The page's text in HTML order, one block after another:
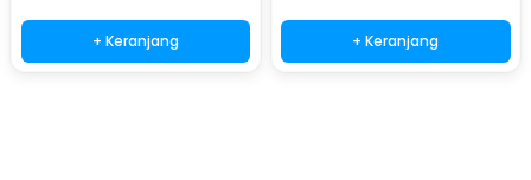
+ Keranjang + Keranjang